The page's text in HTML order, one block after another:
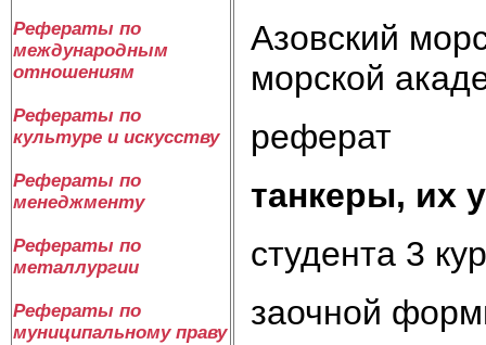
Рефераты по
международным
отношениям
Рефераты по
культуре и искусству
Рефераты по
менеджменту
Рефераты по
металлургии
Рефераты по
муниципальному праву
Азовский
морской
реферат
танкеры, их
студента 3
заочной